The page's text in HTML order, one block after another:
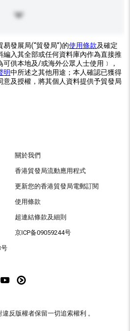
發展局(“貿發局”)的使用條款及確定
入其全部或任何資料庫內作為直接推
供本地及/或海外公眾人士使用﹞，
明中所述之其他用途；本人確認已獲得
意及授權，將其個人資料提供予貿發局
關於我們
香港貿發局流動應用程式
更新您的香港貿發局電郵訂閱
使用條款
超連結條款及細則
京ICP备09059244号
反版權者保留一切追索權利 。